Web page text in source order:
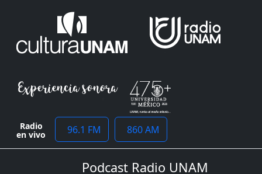
Radio
en vivo 96.1 FM 860 AM
Podcast Radio UNAM